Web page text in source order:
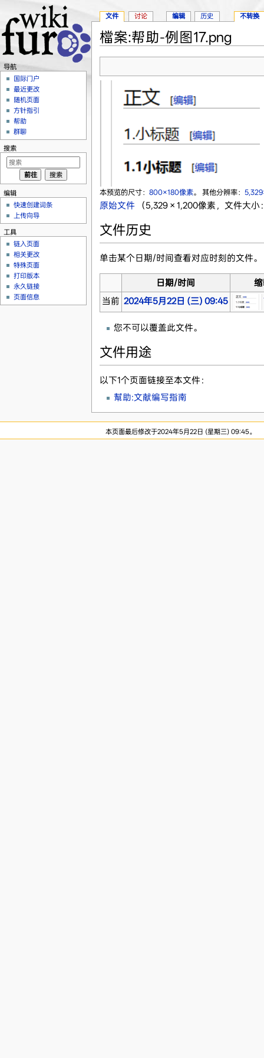
檔案:帮助-例图17.png
本预览的尺寸： 800×180像素。 其他分辨率：
原始文件‎ （5,329 × 1,200像素，文件大
文件历史
单击某个日期/时间查看对应时刻的文件。
日期/时间
当前 2024年5月22日 (三) 09:45
您不可以覆盖此文件。
文件用途
以下1个页面链接至本文件：
幫助:文献编写指南
文件 讨论 编辑 历史 不转换
导航
国际门户
最近更改
随机页面
方针指引
帮助
群聊
搜索
编辑
快速创建词条
上传向导
工具
链入页面
相关更改
特殊页面
打印版本
永久链接
页面信息
本页面最后修改于2024年5月22日 (星期三) 09:45。